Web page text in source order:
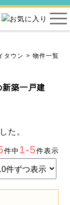
タウン 物件一覧
新築一戸建
た。
件中1-5件表示